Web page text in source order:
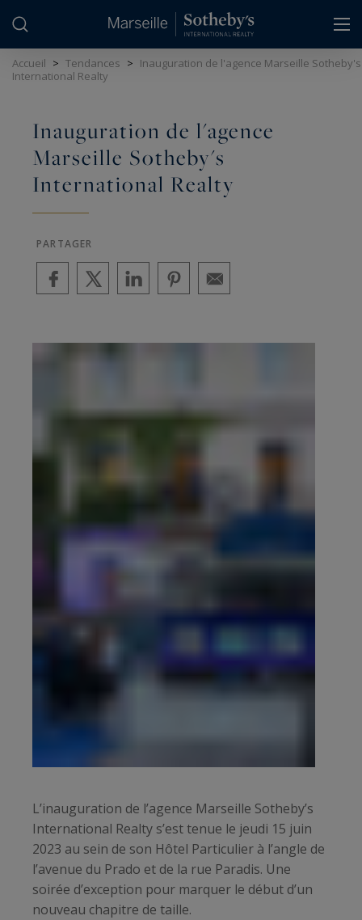
Accueil > Tendances > Inauguration de l'agence Marseille Sotheby's
International Realty
Inauguration de l'agence
Marseille Sotheby's
International Realty
PARTAGER
L’inauguration de l’agence Marseille Sotheby’s
International Realty s’est tenue le jeudi 15 juin
2023 au sein de son Hôtel Particulier à l’angle de
l’avenue du Prado et de la rue Paradis. Une
soirée d’exception pour marquer le début d’un
nouveau chapitre de taille.